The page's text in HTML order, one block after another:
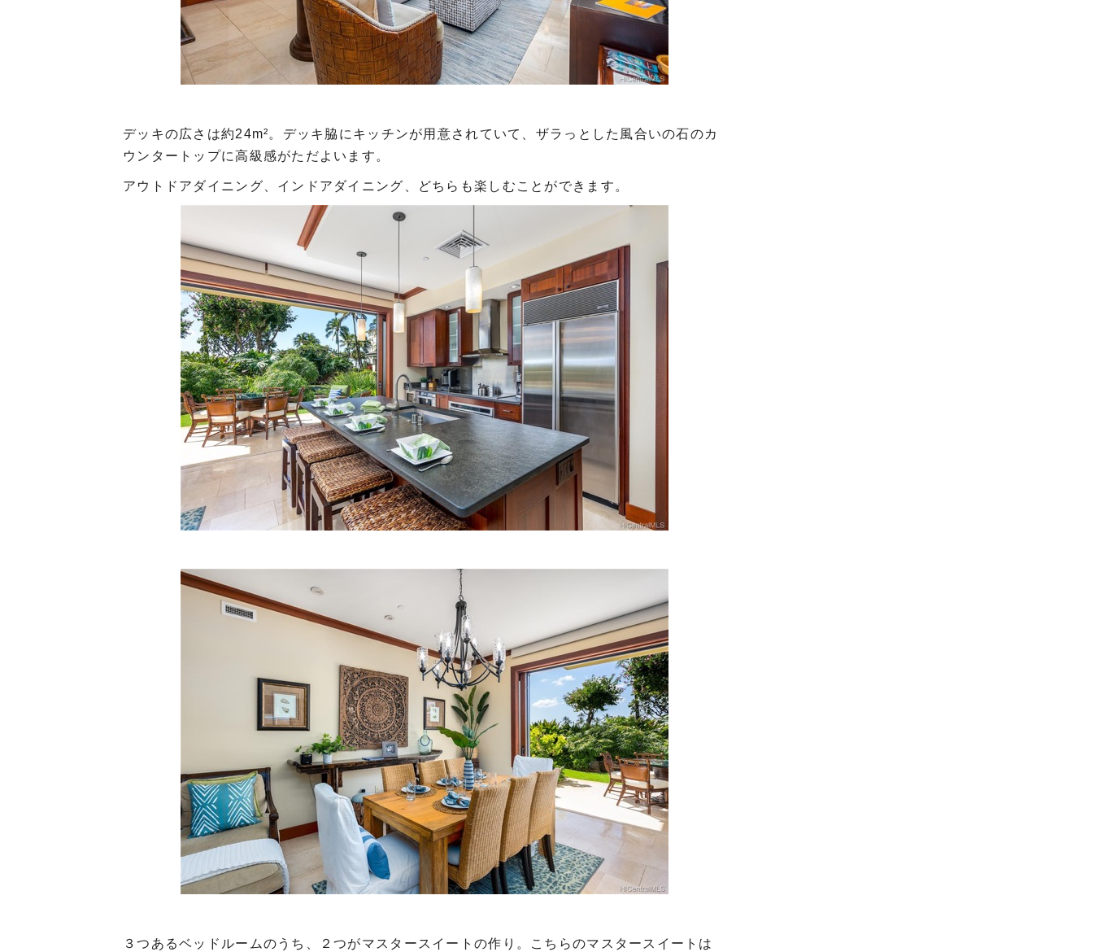
デッキの広さは約24m²。デッキ脇にキッチンが用意されていて、ザラっとした風合いの石のカ
ウンタートップに高級感がただよいます。
アウトドアダイニング、インドアダイニング、どちらも楽しむことができます。
３つあるベッドルームのうち、２つがマスタースイートの作り。こちらのマスタースイートは